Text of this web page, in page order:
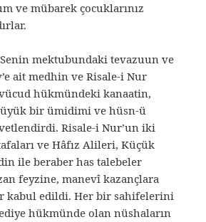
ve mübarek çocuklarınız
mektubundaki tevazuun ve
ait medhin ve Risale-i Nur
hükmündeki kanaatin,
bir ümidimi ve hüsn-ü
Risale-i Nur’un iki
ve Hâfız Alileri, Küçük
ile beraber has talebeler
feyzine, manevî kazançlara
kabul edildi. Her bir sahifelerini
hükmünde olan nüshaların